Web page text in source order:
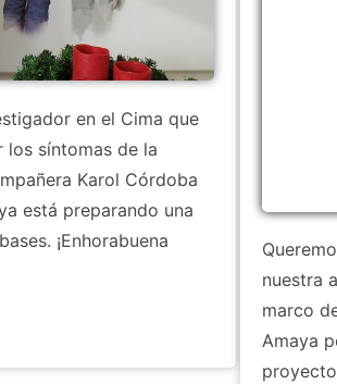
en el Cima que
los síntomas de la
Karol Córdoba
está preparando una
¡Enhorabuena
nuestra
marco
Amaya